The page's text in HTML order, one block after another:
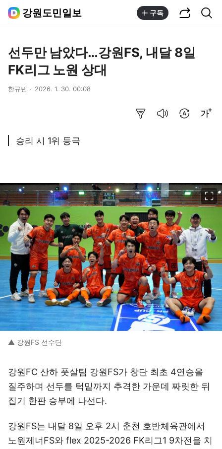
강원도민일보 구독
선두만 남았다…강원FS, 내달 8일
FK리그 노원 상대
한규빈 2026. 1. 30. 00:08
승리 시 1위 등극
▲ 강원FS 선수단
강원FC 산하 풋살팀 강원FS가 창단 최초 4연승을
질주하며 선두를 턱밑까지 추격한 가운데 짜릿한 뒤
집기 한판 승부에 나선다.
강원FS는 내달 8일 오후 2시 춘천 호반체육관에서
노원제너FS와 flex 2025-2026 FK리그1 9차전을 치